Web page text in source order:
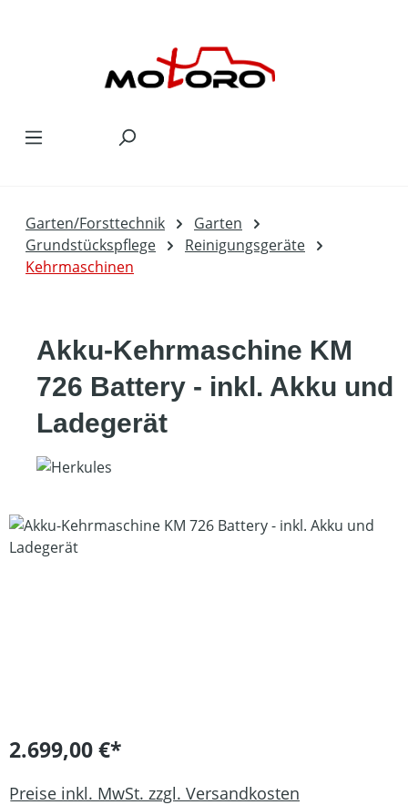
Garten/Forsttechnik
Garten
Grundstückspflege
Reinigungsgeräte
Kehrmaschinen
Akku-Kehrmaschine KM
726 Battery - inkl. Akku und
Ladegerät
Bildergalerie überspringen
2.699,00 €*
Preise inkl. MwSt. zzgl. Versandkosten